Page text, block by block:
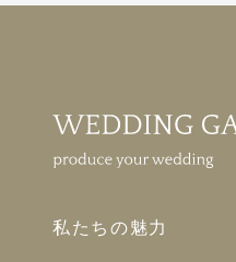
私たちの魅力